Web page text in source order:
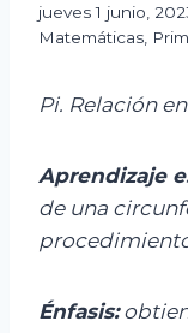
jueves 1 junio,
Matemáticas
Pi. Relación
Aprendizaje
de una
Énfasis: o